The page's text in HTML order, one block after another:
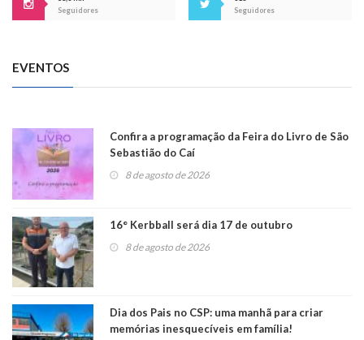
Seguidores
Seguidores
EVENTOS
Confira a programação da Feira do Livro de São
Sebastião do Caí
8 de agosto de 2026
16° Kerbball será dia 17 de outubro
8 de agosto de 2026
Dia dos Pais no CSP: uma manhã para criar
memórias inesquecíveis em família!